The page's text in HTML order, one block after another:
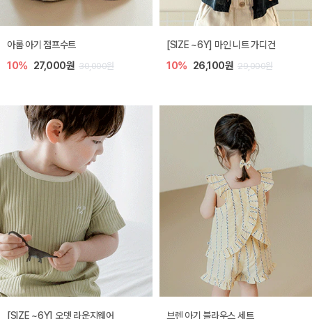
아롬 아기 점프수트
10% 27,000원 30,000원
[SIZE ~6Y] 마인 니트 가디건
10% 26,100원 29,000원
[SIZE ~6Y] 오뎃 라운지웨어 브렌 아기 블라우스 세트